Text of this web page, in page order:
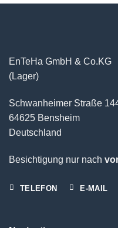
EnTeHa GmbH & Co.KG
(Lager)
Schwanheimer Straße
64625 Bensheim
Deutschland
Besichtigung nur nach
TELEFON E-MAIL